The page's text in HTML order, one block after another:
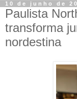
10 de junho de
Paulista
transforma
nordestina